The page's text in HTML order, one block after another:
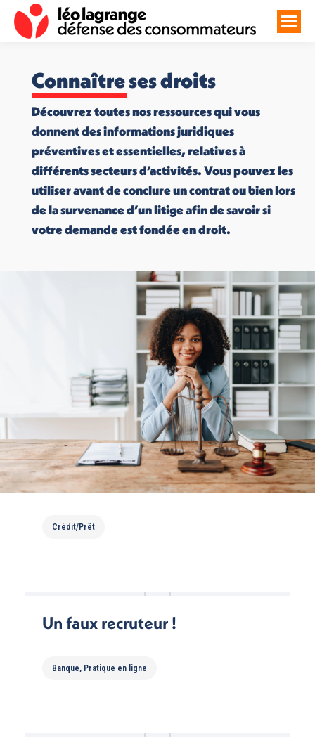
Connaître ses droits
Découvrez toutes nos ressources qui vous
donnent des informations juridiques
préventives et essentielles, relatives à
différents secteurs d’activités. Vous pouvez les
utiliser avant de conclure un contrat ou bien lors
de la survenance d’un litige afin de savoir si
votre demande est fondée en droit.
Arnaque au crédit !
Crédit/Prêt
Un faux recruteur !
Banque, Pratique en ligne